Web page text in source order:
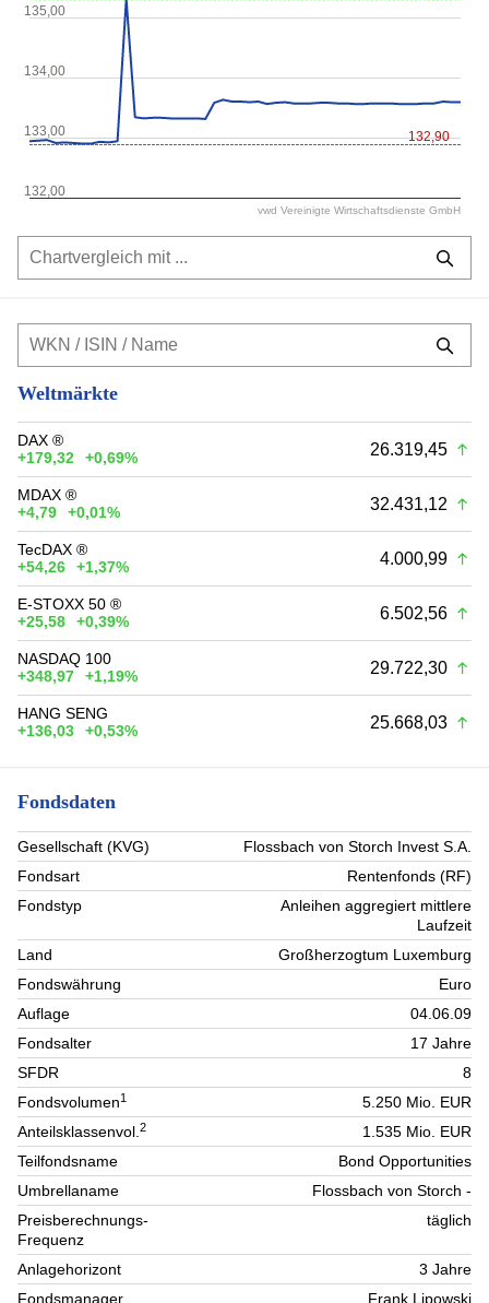
132,90
132,00
133,00
134,00
135,00
vwd Vereinigte Wirtschaftsdienste GmbH
Weltmärkte
DAX ®
+179,32
+0,69% 26.319,45
MDAX ®
+4,79
+0,01% 32.431,12
TecDAX ®
+54,26
+1,37% 4.000,99
E-STOXX 50 ®
+25,58
+0,39% 6.502,56
NASDAQ 100
+348,97
+1,19% 29.722,30
HANG SENG
+136,03
+0,53% 25.668,03
Fondsdaten
Gesellschaft (KVG)
Flossbach von Storch Invest S.A.
Fondsart
Rentenfonds (RF)
Fondstyp
Anleihen aggregiert mittlere
Laufzeit
Land
Großherzogtum Luxemburg
Fondswährung
Euro
Auflage
04.06.09
Fondsalter
17 Jahre
SFDR
8
Fondsvolumen1
5.250 Mio. EUR
Anteilsklassenvol.2
1.535 Mio. EUR
Teilfondsname
Bond Opportunities
Umbrellaname
Flossbach von Storch -
Preisberechnungs-
Frequenz
täglich
Anlagehorizont
3 Jahre
Fondsmanager
Frank Lipowski